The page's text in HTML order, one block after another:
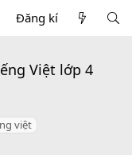
Đăng kí
Việt lớp 4
việt